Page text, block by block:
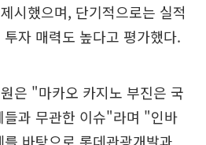
시했으며, 단기적으로는 실적
자 매력도 높다고 평가했다.
은 "마카오 카지노 부진은 국
들과 무관한 이슈"라며 "인바
바탕으로 롯데관광개발과